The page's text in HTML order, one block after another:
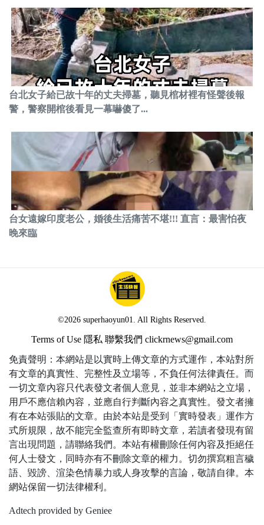
台北女子給已故十年的丈夫掃墓，聽見棺材裡有怪聲後報
警，警察開棺後看見一幕嚇傻了...
台女遠嫁印度老公，婚後生活痛苦不堪!!! 直言：最害怕夜
晚來臨
©2026 superhaoyun01. All Rights Reserved.
Terms of Use 隱私 聯繫我們 clickrnews@gmail.com
免責聲明：本網站是以實時上傳文章的方式運作，本站對所
有文章的真實性、完整性及立場等，不負任何法律責任。而
一切文章內容只代表發文者個人意見，並非本網站之立場，
用戶不應信賴內容，並應自行判斷內容之真實性。發文者擁
有在本站張貼的文章。由於本站是受到「實時發表」運作方
式所規限，故不能完全監查所有即時文章，若讀者發現有留
言出現問題，請聯絡我們。本站有權刪除任何內容及拒絕任
何人士發文，同時亦有不刪除文章的權力。切勿撰寫粗言穢
語、毀謗、渲染色情暴力或人身攻擊的言論，敬請自律。本
網站保留一切法律權利。
Adtech provided by Geniee